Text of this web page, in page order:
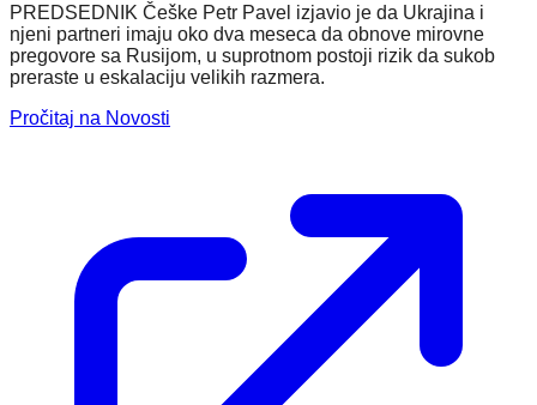
PREDSEDNIK Češke Petr Pavel izjavio je da Ukrajina i
njeni partneri imaju oko dva meseca da obnove mirovne
pregovore sa Rusijom, u suprotnom postoji rizik da sukob
preraste u eskalaciju velikih razmera.
Pročitaj na Novosti